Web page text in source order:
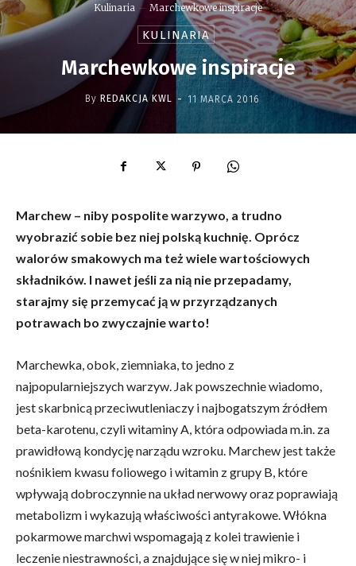
Kulinaria Marchewkowe inspiracje
KULINARIA
Marchewkowe inspiracje
By REDAKCJA KWL - 11 MARCA 2016
Marchew – niby pospolite warzywo, a trudno
wyobrazić sobie bez niej polską kuchnię. Oprócz
walorów smakowych ma też wiele wartościowych
składników. I nawet jeśli za nią nie przepadamy,
starajmy się przemycać ją w przyrządzanych
potrawach bo zwyczajnie warto!
Marchewka, obok, ziemniaka, to jedno z
najpopularniejszych warzyw. Jak powszechnie wiadomo,
jest skarbnicą przeciwutleniaczy i najbogatszym źródłem
beta-karotenu, czyli witaminy A, która odpowiada m.in. za
prawidłową kondycję narządu wzroku. Marchew jest także
nośnikiem kwasu foliowego i witamin z grupy B, które
wpływają dobroczynnie na układ nerwowy oraz poprawiają
metabolizm i wykazują właściwości antyrakowe. Włókna
pokarmowe marchwi wspomagają z kolei trawienie i
leczenie niestrawności, a znajdujące się w niej mikro- i